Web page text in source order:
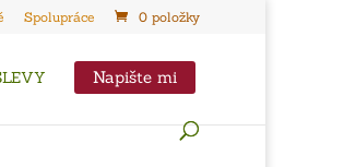
Spolupráce 0 položky
Napište mi